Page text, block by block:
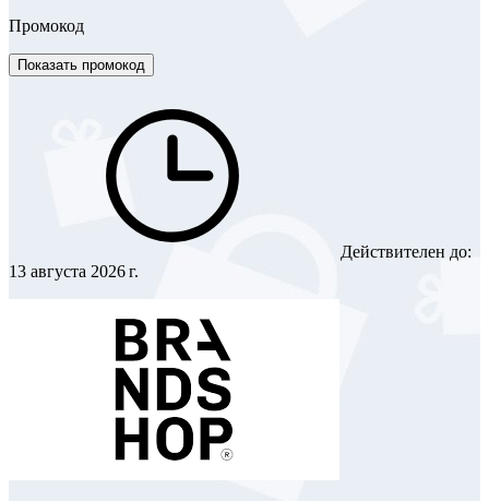
Промокод
Показать промокод
Действителен до:
13 августа 2026 г.